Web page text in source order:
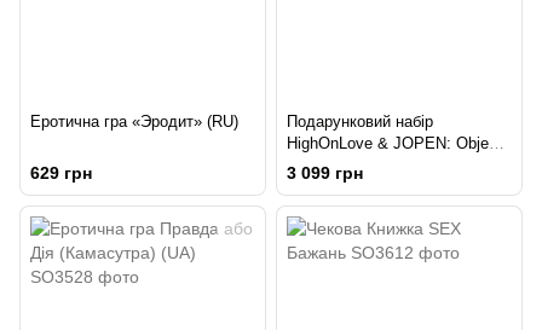
Еротична гра «Эродит» (RU)
629 грн
Подарунковий набір
HighOnLove & JOPEN: Objects
of Desire (краплі для клітора і
вібратор з кристалами)
3 099 грн